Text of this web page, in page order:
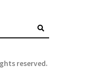
reserved.